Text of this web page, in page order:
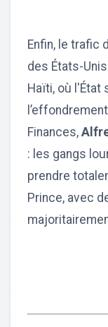
Enfin, le trafic
des États-
Haïti, où l'État
Finances,
: les gangs
prendre
Prince, avec